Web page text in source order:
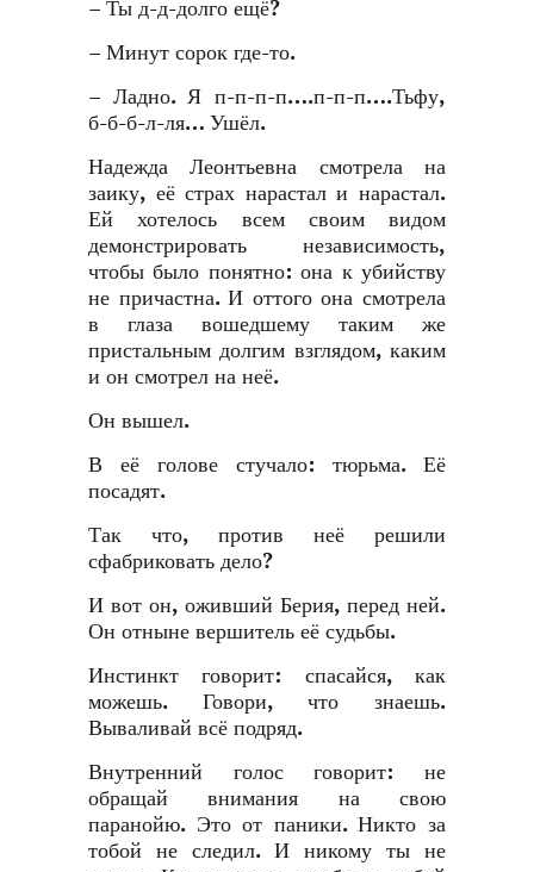
– Ты д-д-долго ещё?
– Минут сорок где-то.
– Ладно. Я п-п-п-п….п-п-п….Тьфу,
б-б-б-л-ля… Ушёл.
Надежда Леонтьевна смотрела на
заику, её страх нарастал и нарастал.
Ей хотелось всем своим видом
демонстрировать независимость,
чтобы было понятно: она к убийству
не причастна. И оттого она смотрела
в глаза вошедшему таким же
пристальным долгим взглядом, каким
и он смотрел на неё.
Он вышел.
В её голове стучало: тюрьма. Её
посадят.
Так что, против неё решили
сфабриковать дело?
И вот он, оживший Берия, перед ней.
Он отныне вершитель её судьбы.
Инстинкт говорит: спасайся, как
можешь. Говори, что знаешь.
Вываливай всё подряд.
Внутренний голос говорит: не
обращай внимания на свою
паранойю. Это от паники. Никто за
тобой не следил. И никому ты не